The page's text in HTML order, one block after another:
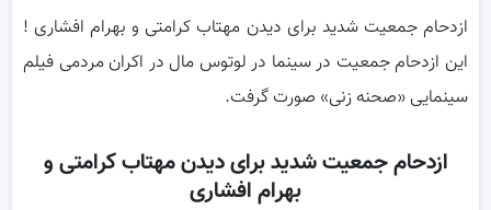
ازدحام جمعیت شدید برای دیدن مهتاب کرامتی و بهرام افشاری !
این ازدحام جمعیت در سینما در لوتوس مال در اکران مردمی فیلم
سینمایی «صحنه زنی» صورت گرفت.
ازدحام جمعیت شدید برای دیدن مهتاب کرامتی و
بهرام افشاری